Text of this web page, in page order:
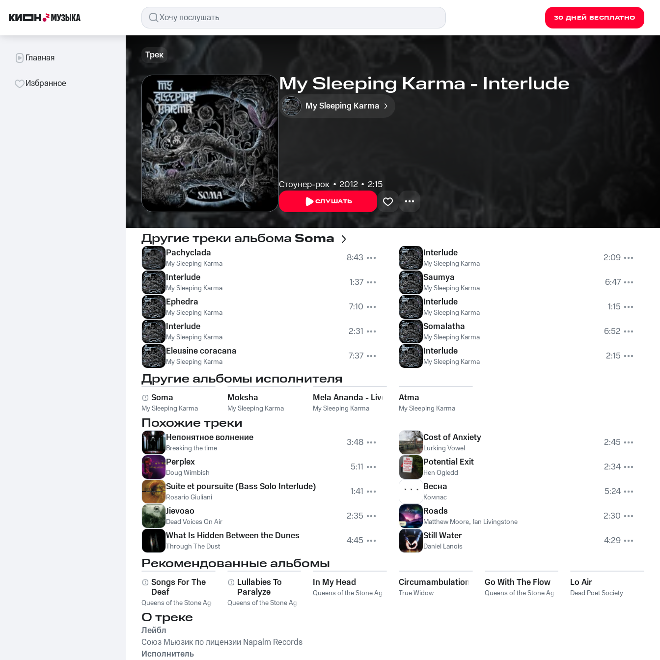
30 ДНЕЙ БЕСПЛАТНО
Главная
Избранное
Трек
My Sleeping Karma - Interlude
My Sleeping Karma
Стоунер-рок 2012 2:15
СЛУШАТЬ
Другие треки альбома Soma
Pachyclada
My Sleeping Karma
8:43
Interlude
My Sleeping Karma
1:37
Ephedra
My Sleeping Karma
7:10
Interlude
My Sleeping Karma
2:31
Eleusine coracana
My Sleeping Karma 7:37
Interlude
My Sleeping Karma
2:09
Saumya
My Sleeping Karma
6:47
Interlude
My Sleeping Karma
1:15
Somalatha
My Sleeping Karma
6:52
Interlude
My Sleeping Karma 2:15
Другие альбомы исполнителя
Soma
My Sleeping Karma
Moksha
My Sleeping Karma
Mela Ananda - Live
My Sleeping Karma
Atma
My Sleeping Karma
Похожие треки
Непонятное волнение
Breaking the time
3:48
Perplex
Doug Wimbish
5:11
Suite et poursuite (Bass Solo Interlude)
Rosario Giuliani
1:41
Jievoao
Dead Voices On Air
2:35
What Is Hidden Between the Dunes
Through The Dust 4:45
Cost of Anxiety
Lurking Vowel
2:45
Potential Exit
Hen Ogledd
2:34
Весна
Компас
5:24
Roads
Matthew Moore, Ian Livingstone
2:30
Still Water
Daniel Lanois 4:29
Рекомендованные альбомы
Songs For The
Deaf
Queens of the Stone Age
Lullabies To
Paralyze
Queens of the Stone Age
In My Head
Queens of the Stone Age
Circumambulation
True Widow
Go With The Flow
Queens of the Stone Age
Lo Air
Dead Poet Society
О треке
Лейбл
Союз Мьюзик по лицензии Napalm Records
Исполнитель